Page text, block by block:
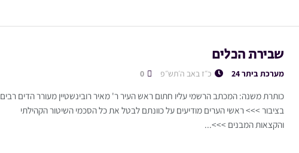
שבירת הכלים
מערכת ביתר 24 כ״ז באב ה׳תש״פ
כותרת משנה: המכתב הרשמי עליו חתום ראש העיר ר' מאיר רובינשטיין מעורר הדים רבים
בציבור >>> ראשי הערים מודיעים על כוונתם לבטל את כל הסכמי השיטור הקהילתי
והקצאות המבנים >>>...